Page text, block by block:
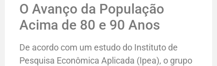
O Avanço da População
Acima de 80 e 90 Anos
De acordo com um estudo do Instituto de
Pesquisa Econômica Aplicada (Ipea), o grupo